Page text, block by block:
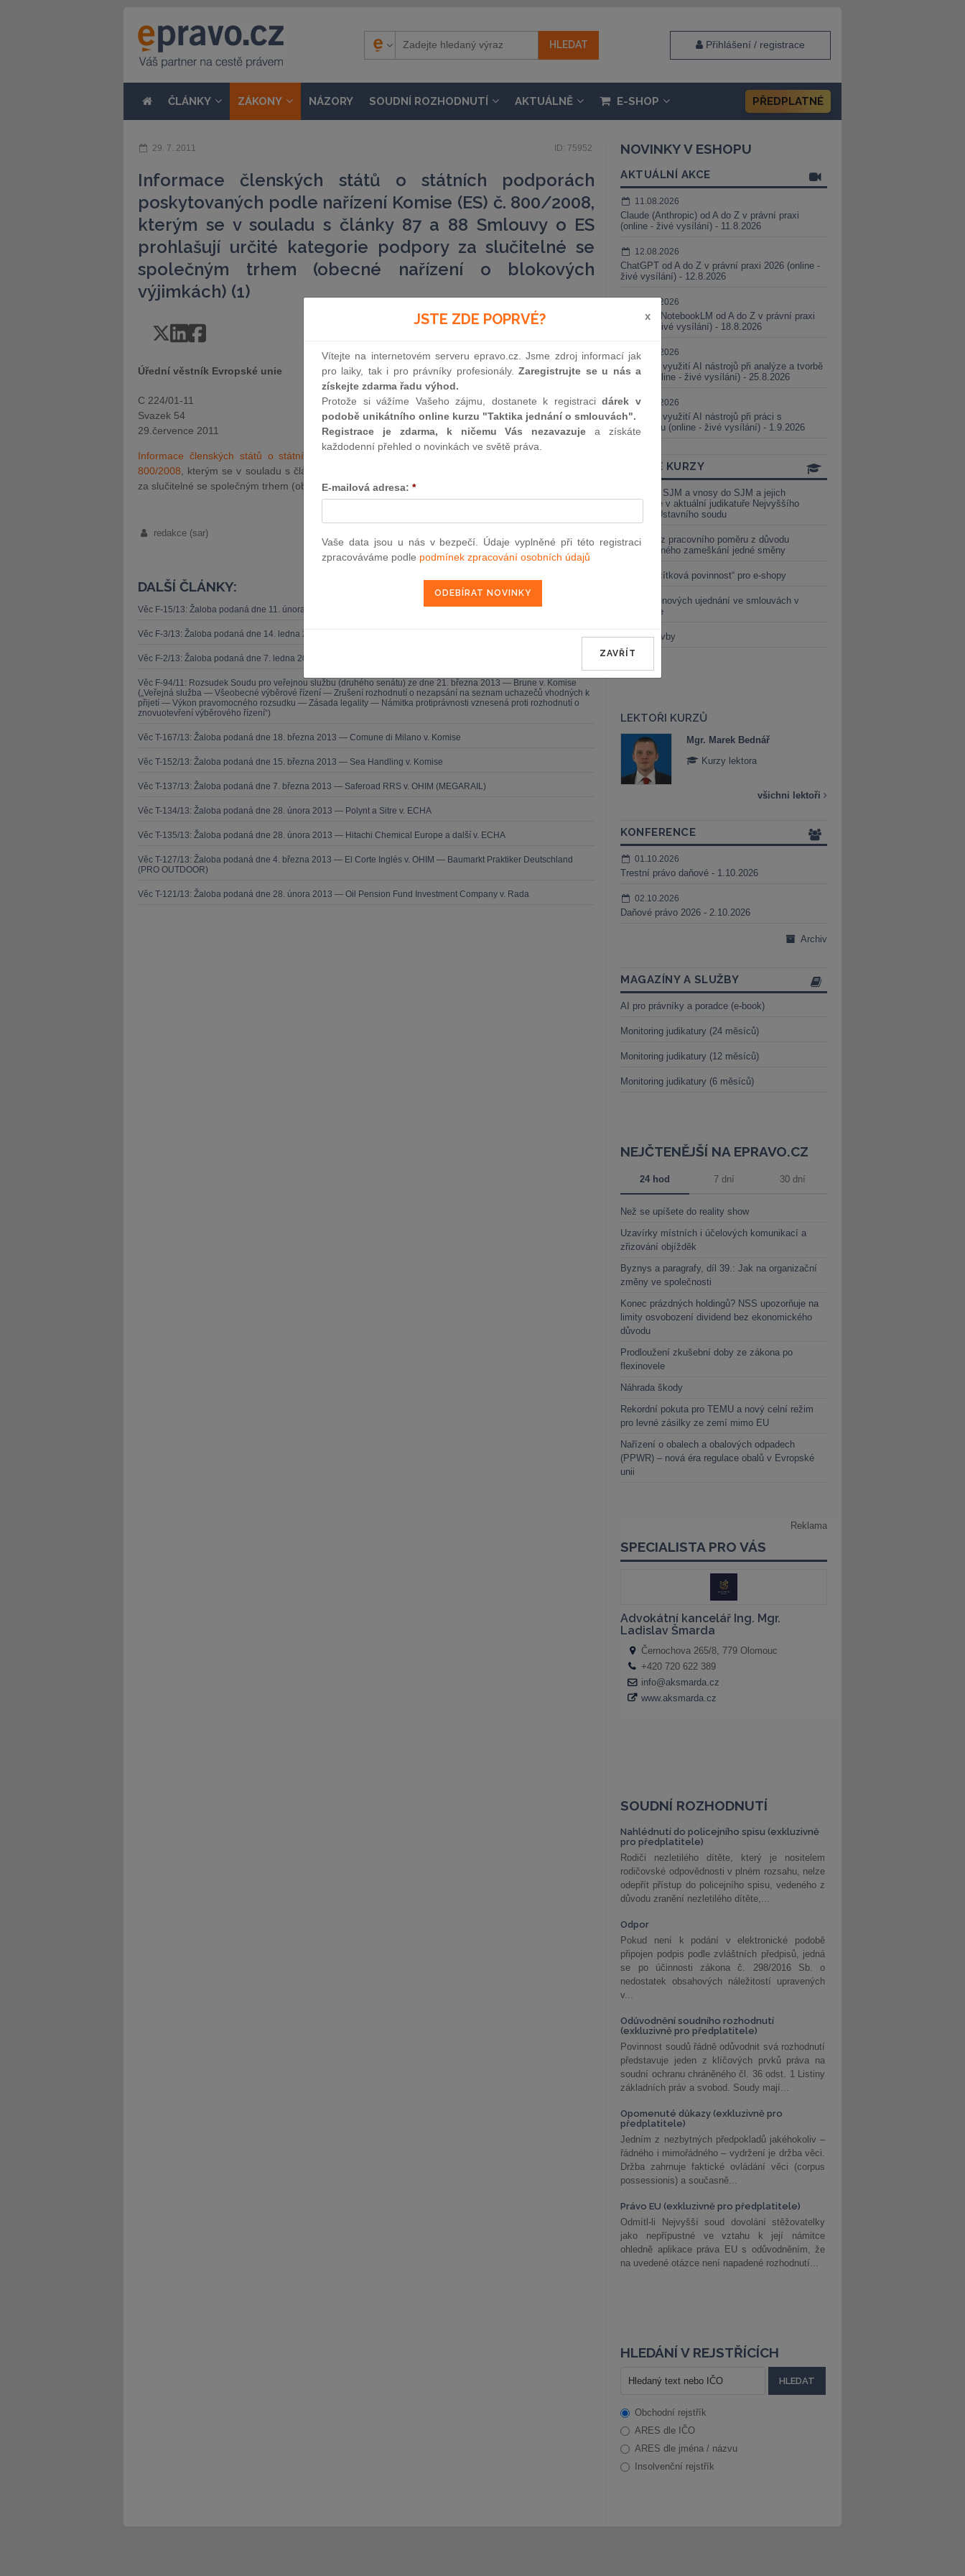
Přihlášení / registrace
ČLÁNKY ZÁKONY NÁZORY SOUDNÍ ROZHODNUTÍ AKTUÁLNĚ E-SHOP PŘEDPLATNÉ
29. 7. 2011 ID: 75952
Informace členských států o státních podporách
poskytovaných podle nařízení Komise (ES) č. 800/2008,
kterým se v souladu s články 87 a 88 Smlouvy o ES
prohlašují určité kategorie podpory za slučitelné se
společným trhem (obecné nařízení o blokových
výjimkách) (1)
Úřední věstník Evropské unie
C 224/01-11
Svazek 54
29.července 2011
Informace členských států o státních podporách poskytovaných podle nařízení Komise (ES) č.
800/2008 , kterým se v souladu s články 87 a 88 Smlouvy o ES prohlašují určité kategorie podpory
za slučitelné se společným trhem (obecné nařízení o blokových výjimkách) (1)
redakce (sar)
DALŠÍ ČLÁNKY:
Věc F-15/13: Žaloba podaná dne 11. února 2013 — ZZ v. Komise
Věc F-3/13: Žaloba podaná dne 14. ledna 2013 — CK v. Komise
Věc F-2/13: Žaloba podaná dne 7. ledna 2013 — ZZ v. Komise
Věc F-94/11: Rozsudek Soudu pro veřejnou službu (druhého senátu) ze dne 21. března 2013 — Brune v. Komise
(„Veřejná služba — Všeobecné výběrové řízení — Zrušení rozhodnutí o nezapsání na seznam uchazečů vhodných k
přijetí — Výkon pravomocného rozsudku — Zásada legality — Námitka protiprávnosti vznesená proti rozhodnutí o
znovuotevření výběrového řízení“)
Věc T-167/13: Žaloba podaná dne 18. března 2013 — Comune di Milano v. Komise
Věc T-152/13: Žaloba podaná dne 15. března 2013 — Sea Handling v. Komise
Věc T-137/13: Žaloba podaná dne 7. března 2013 — Saferoad RRS v. OHIM (MEGARAIL)
Věc T-134/13: Žaloba podaná dne 28. února 2013 — Polynt a Sitre v. ECHA
Věc T-135/13: Žaloba podaná dne 28. února 2013 — Hitachi Chemical Europe a další v. ECHA
Věc T-127/13: Žaloba podaná dne 4. března 2013 — El Corte Inglés v. OHIM — Baumarkt Praktiker Deutschland
(PRO OUTDOOR)
Věc T-121/13: Žaloba podaná dne 28. února 2013 — Oil Pension Fund Investment Company v. Rada
NOVINKY V ESHOPU
AKTUÁLNÍ AKCE
11.08.2026
Claude (Anthropic) od A do Z v právní praxi
(online - živé vysílání) - 11.8.2026
12.08.2026
ChatGPT od A do Z v právní praxi 2026 (online -
živé vysílání) - 12.8.2026
18.08.2026
Gemini a NotebookLM od A do Z v právní praxi
(online - živé vysílání) - 18.8.2026
25.08.2026
Praktické využití AI nástrojů při analýze a tvorbě
smluv (online - živé vysílání) - 25.8.2026
01.09.2026
Praktické využití AI nástrojů při práci s
judikaturou (online - živé vysílání) - 1.9.2026
ONLINE KURZY
Vnosy ze SJM a vnosy do SJM a jejich
valorizace v aktuální judikatuře Nejvyššího
soudu a Ústavního soudu
Výpověď z pracovního poměru z důvodu
neomluveného zameškání jedné směny
Nová „tlačítková povinnost“ pro e-shopy
Změna cenových ujednání ve smlouvách v
energetice
Černé stavby
LEKTOŘI KURZŮ
JUDr. Tomáš Nielsen
JUDr. Tomáš Sokol
Kurzy lektora
Mgr. Marek Bednář
Kurzy lektora
všichni lektoři
KONFERENCE
01.10.2026
Trestní právo daňové - 1.10.2026
02.10.2026
Daňové právo 2026 - 2.10.2026
Archiv
MAGAZÍNY A SLUŽBY
AI pro právníky a poradce (e-book)
Monitoring judikatury (24 měsíců)
Monitoring judikatury (12 měsíců)
Monitoring judikatury (6 měsíců)
NEJČTENĚJŠÍ NA EPRAVO.CZ
24 hod 7 dní 30 dní
Než se upíšete do reality show
Uzavírky místních i účelových komunikací a
zřizování objížděk
Byznys a paragrafy, díl 39.: Jak na organizační
změny ve společnosti
Konec prázdných holdingů? NSS upozorňuje na
limity osvobození dividend bez ekonomického
důvodu
Prodloužení zkušební doby ze zákona po
flexinovele
Náhrada škody
Rekordní pokuta pro TEMU a nový celní režim
pro levné zásilky ze zemí mimo EU
Nařízení o obalech a obalových odpadech
(PPWR) – nová éra regulace obalů v Evropské
unii
SOUDNÍ ROZHODNUTÍ
Nahlédnutí do policejního spisu (exkluzivně
pro předplatitele)
Rodiči nezletilého dítěte, který je nositelem
rodičovské odpovědnosti v plném rozsahu, nelze
odepřít přístup do policejního spisu, vedeného z
důvodu zranění nezletilého dítěte,...
Odpor
Pokud není k podání v elektronické podobě
připojen podpis podle zvláštních předpisů, jedná
se po účinnosti zákona č. 298/2016 Sb. o
nedostatek obsahových náležitostí upravených
v...
Odůvodnění soudního rozhodnutí
(exkluzivně pro předplatitele)
Povinnost soudů řádně odůvodnit svá rozhodnutí
představuje jeden z klíčových prvků práva na
soudní ochranu chráněného čl. 36 odst. 1 Listiny
základních práv a svobod. Soudy mají...
Opomenuté důkazy (exkluzivně pro
předplatitele)
Jedním z nezbytných předpokladů jakéhokoliv –
řádného i mimořádného – vydržení je držba věci.
Držba zahrnuje faktické ovládání věci (corpus
possessionis) a současně...
Právo EU (exkluzivně pro předplatitele)
Odmítl-li Nejvyšší soud dovolání stěžovatelky
jako nepřípustné ve vztahu k její námitce
ohledně aplikace práva EU s odůvodněním, že
na uvedené otázce není napadené rozhodnutí...
HLEDÁNÍ V REJSTŘÍCÍCH
Obchodní rejstřík
ARES dle IČO
ARES dle jména / názvu
Insolvenční rejstřík
JSTE ZDE POPRVÉ? x
Vítejte na internetovém serveru epravo.cz. Jsme zdroj informací jak
pro laiky, tak i pro právníky profesionály.Zaregistrujte se u nás a
získejte zdarma řadu výhod.
Protože si vážíme Vašeho zájmu, dostanete k registracidárek v
podobě unikátního online kurzu "Taktika jednání o smlouvách".
Registrace je zdarma, k ničemu Vás nezavazuje a získáte
každodenní přehled o novinkách ve světě práva.
E-mailová adresa: *
Vaše data jsou u nás v bezpečí. Údaje vyplněné při této registraci
zpracováváme podle podmínek zpracování osobních údajů
ZAVŘÍT